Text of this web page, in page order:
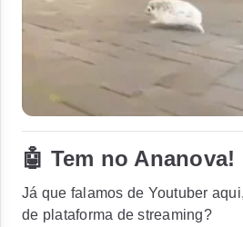
🤖 Tem no Ananova!
Já que falamos de Youtuber
de plataforma de streaming?